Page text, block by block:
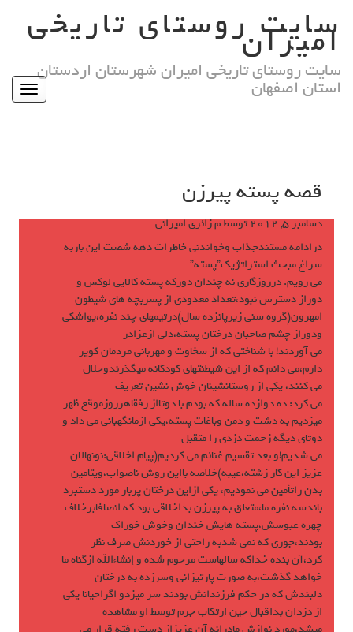
contentسایت روستای تاریخی
امیران
سایت روستای تاریخی امیران شهرستان اردستان
استان اصفهان Toggle
قصه پسته پيرزن
دسامبر 5, 2012 توسطم زائری امیرانی
درادامه مستندجذاب وخواندنى خاطرات دهه شصت اين باربه
سراغ مبحث استراتژيك”پسته”
مى رويم. درروزگارى نه چندان دوركه پسته كالايى لوكس و
دوراز دسترس نبود،تعداد معدودى از پسربچه هاى شيطون
امهرون(گروه سنى زيرپانزده سال)درتيمهاى چند نفره،يواشكى
ودوراز چشم صاحبان درختان پسته،دلى ازعزادر
مى آوردند! با شناختى كه از سخاوت و مهربانى مردمان كوير
دارم،مى دانم كه از اين شيطنتهاى كودكانه ميگذرندوحلال
مى كنند، يكى از روستانشينان خوش نشين تعريف
مى كرد: ده دوازده ساله كه بودم با دوتااز رفقاهرروزموقع ظهر
ميزديم به دشت و دمن وباغات پسته،يكى ازمانگهبانى مى داد و
دوتاى ديگه زحمت دزدى را متقبل
مى شديم!و بعد تقسيم غنائم مى كرديم(پيام اخلاقى:نونهالان
عزيز اين كار زشته،عيبه)خلاصه بااين روش ناصواب،ويتامين
بدن راتأمين مى نموديم، يكى ازاين درختان پربار مورد دستبرد
باندسه نفره ما،متعلق به پيرزن بداخلاقى بود كه انصافابرخلاف
چهره عبوسش،پسته هايش خندان وخوش خوراك
بودند،جورى كه نمى شدبه راحتى از خوردنش صرف نظر
كرد،آن بنده خداكه سالهاست مرحوم شده و إنشاءالله ازگناه ما
خواهد گذشت،به صورت پارتيزانى وسرزده به درختان
دلبندش كه در حكم فرزندانش بودند سر ميزدو اگراحيانا يكى
از دزدان بداقبال حين ارتكاب جرم توسط او مشاهده